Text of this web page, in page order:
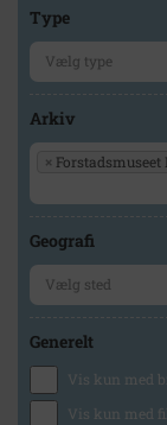
Type
Arkiv
×
Geografi
Generelt
Vis kun med
Vis kun med